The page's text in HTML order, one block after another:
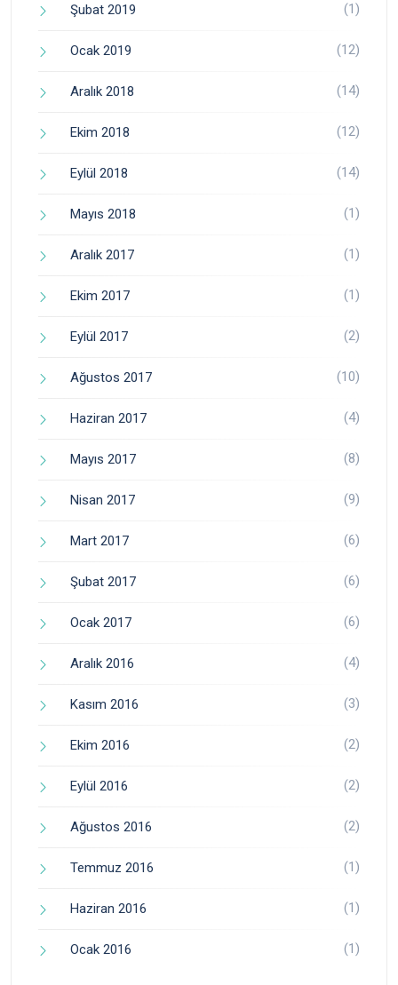
Şubat 2019 (1)
Ocak 2019 (12)
Aralık 2018 (14)
Ekim 2018 (12)
Eylül 2018 (14)
Mayıs 2018 (1)
Aralık 2017 (1)
Ekim 2017 (1)
Eylül 2017 (2)
Ağustos 2017 (10)
Haziran 2017 (4)
Mayıs 2017 (8)
Nisan 2017 (9)
Mart 2017 (6)
Şubat 2017 (6)
Ocak 2017 (6)
Aralık 2016 (4)
Kasım 2016 (3)
Ekim 2016 (2)
Eylül 2016 (2)
Ağustos 2016 (2)
Temmuz 2016 (1)
Haziran 2016 (1)
Ocak 2016 (1)